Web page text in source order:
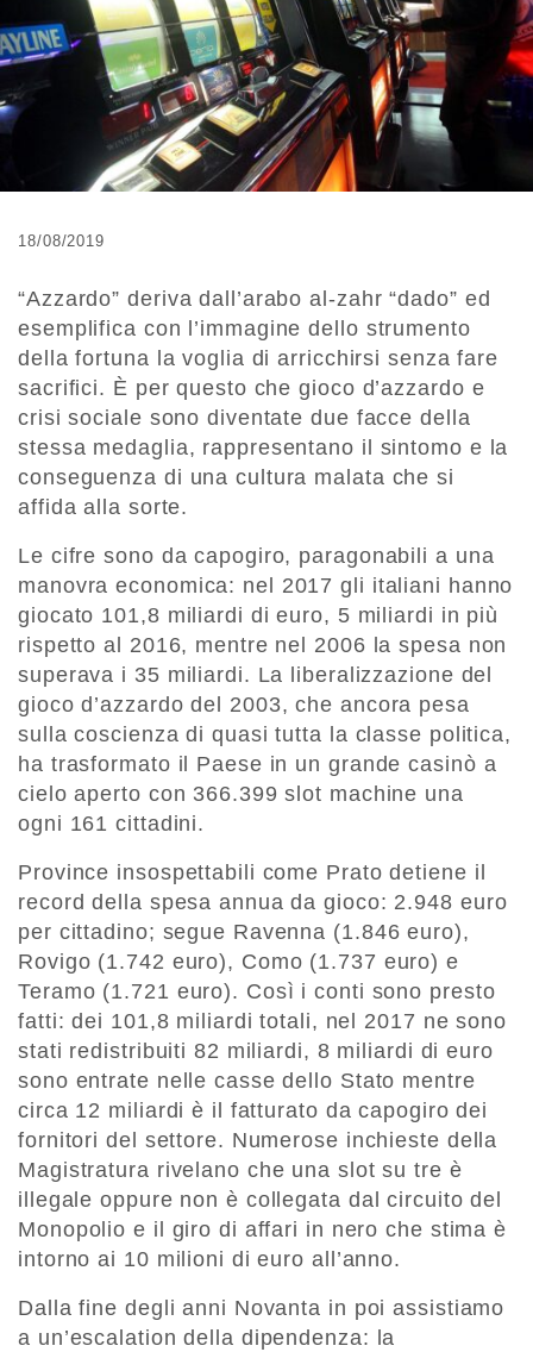
18/08/2019
“Azzardo” deriva dall’arabo al-zahr “dado” ed
esemplifica con l’immagine dello strumento
della fortuna la voglia di arricchirsi senza fare
sacrifici. È per questo che gioco d’azzardo e
crisi sociale sono diventate due facce della
stessa medaglia, rappresentano il sintomo e la
conseguenza di una cultura malata che si
affida alla sorte.
Le cifre sono da capogiro, paragonabili a una
manovra economica: nel 2017 gli italiani hanno
giocato 101,8 miliardi di euro, 5 miliardi in più
rispetto al 2016, mentre nel 2006 la spesa non
superava i 35 miliardi. La liberalizzazione del
gioco d’azzardo del 2003, che ancora pesa
sulla coscienza di quasi tutta la classe politica,
ha trasformato il Paese in un grande casinò a
cielo aperto con 366.399 slot machine una
ogni 161 cittadini.
Province insospettabili come Prato detiene il
record della spesa annua da gioco: 2.948 euro
per cittadino; segue Ravenna (1.846 euro),
Rovigo (1.742 euro), Como (1.737 euro) e
Teramo (1.721 euro). Così i conti sono presto
fatti: dei 101,8 miliardi totali, nel 2017 ne sono
stati redistribuiti 82 miliardi, 8 miliardi di euro
sono entrate nelle casse dello Stato mentre
circa 12 miliardi è il fatturato da capogiro dei
fornitori del settore. Numerose inchieste della
Magistratura rivelano che una slot su tre è
illegale oppure non è collegata dal circuito del
Monopolio e il giro di affari in nero che stima è
intorno ai 10 milioni di euro all’anno.
Dalla fine degli anni Novanta in poi assistiamo
a un’escalation della dipendenza: la